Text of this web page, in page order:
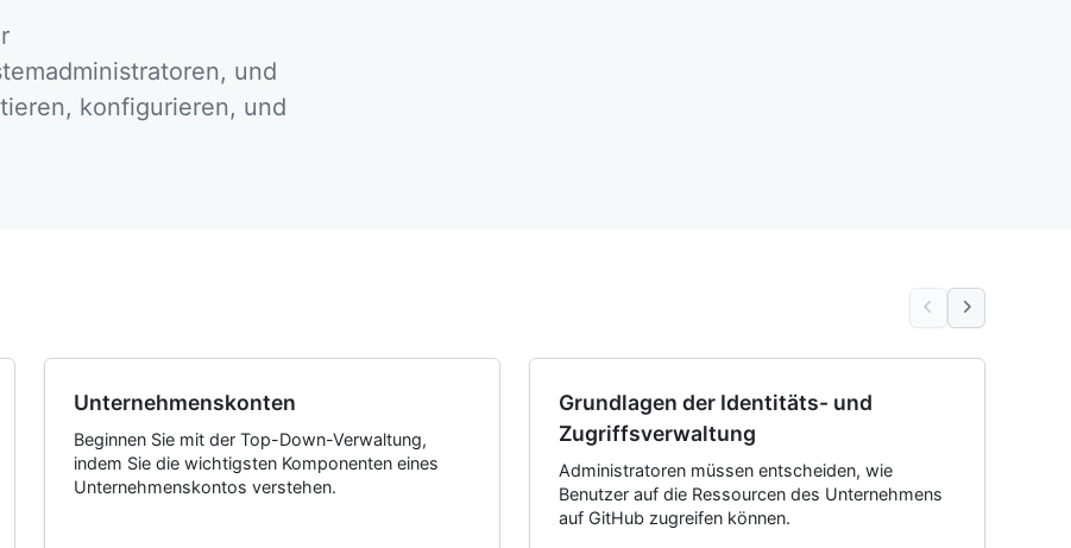
und
konfigurieren, und
Unternehmenskonten
Beginnen Sie mit der Top-Down-Verwaltung,
indem Sie die wichtigsten Komponenten eines
Unternehmenskontos verstehen.
Grundlagen der Identitäts- und
Zugriffsverwaltung
Administratoren müssen entscheiden, wie
Benutzer auf die Ressourcen des Unternehmens
auf GitHub zugreifen können.